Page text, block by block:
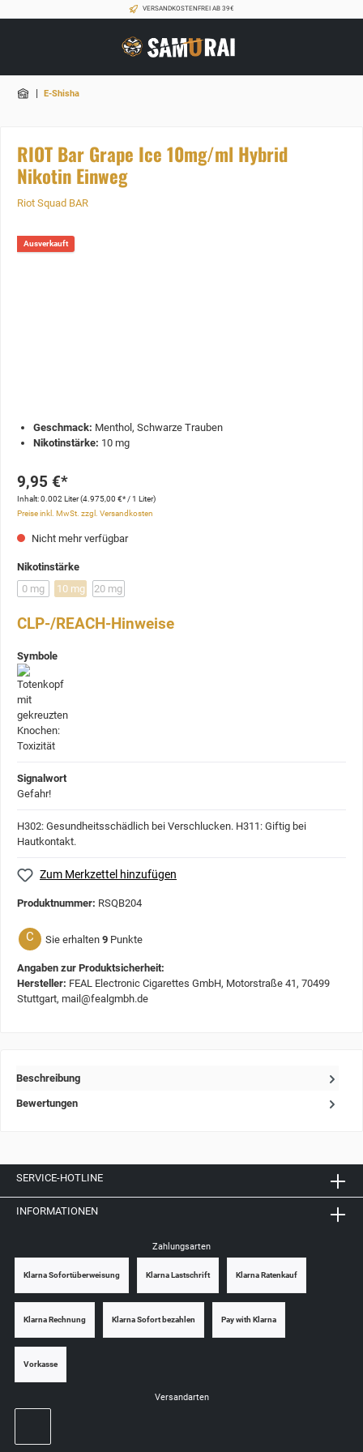
VERSANDKOSTENFREI AB 39€
| E-Shisha
RIOT Bar Grape Ice 10mg/ml Hybrid
Nikotin Einweg
Riot Squad BAR
Ausverkauft
Geschmack: Menthol, Schwarze Trauben
Nikotinstärke: 10 mg
9,95 €*
Inhalt:0.002 Liter(4.975,00 €* / 1 Liter)
Preise inkl. MwSt. zzgl. Versandkosten
Nicht mehr verfügbar
Nikotinstärke
0 mg
10 mg 20 mg
CLP-/REACH-Hinweise
Symbole
Signalwort
Gefahr!
H302: Gesundheitsschädlich bei Verschlucken. H311: Giftig bei
Hautkontakt.
Zum Merkzettel hinzufügen
Produktnummer: RSQB204
C Sie erhalten 9 Punkte
Angaben zur Produktsicherheit:
Hersteller: FEAL Electronic Cigarettes GmbH, Motorstraße 41, 70499
Stuttgart, mail@fealgmbh.de
Beschreibung
Bewertungen
SERVICE-HOTLINE
INFORMATIONEN
Zahlungsarten
Klarna Sofortüberweisung Klarna Lastschrift Klarna Ratenkauf
Klarna Rechnung Klarna Sofort bezahlen Pay with Klarna
Vorkasse
Versandarten